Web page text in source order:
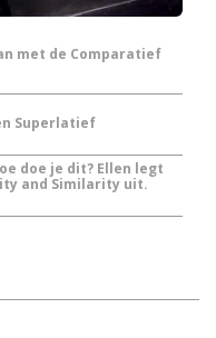
met de Comparatief
Superlatief
doe je dit? Ellen legt
and Similarity uit.